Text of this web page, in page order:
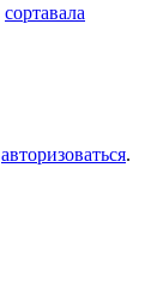
сортавала
авторизоваться.